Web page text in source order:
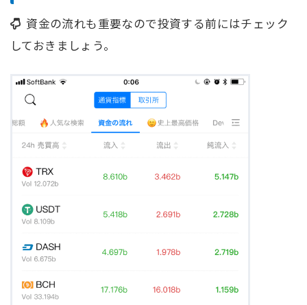
資金の流れも重要なので投資する前にはチェック
しておきましょう。